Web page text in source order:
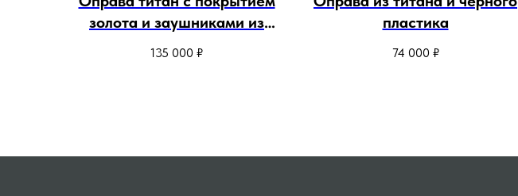
золота и заушниками из
натурального рога
135 000 ₽
пластика
74 000 ₽